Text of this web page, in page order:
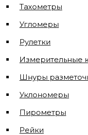
Тахометры
Угломеры
Рулетки
Измерительные
Шнуры
Уклономеры
Пирометры
Рейки